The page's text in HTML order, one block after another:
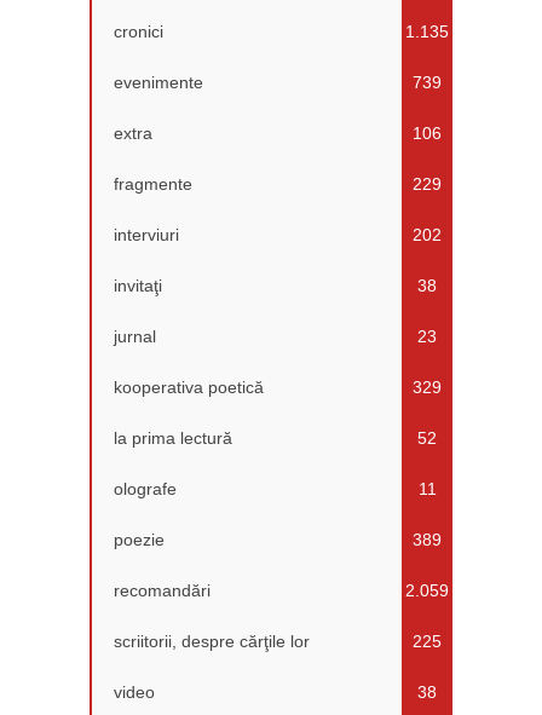
cronici 1.135
evenimente 739
extra 106
fragmente 229
interviuri 202
invitaţi 38
jurnal 23
kooperativa poetică 329
la prima lectură 52
olografe 11
poezie 389
recomandări 2.059
scriitorii, despre cărţile lor 225
video 38